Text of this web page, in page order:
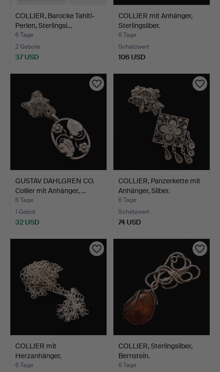
COLLIER, Barocke Tahiti-
Perlen, Sterlingsi…
6 Tage
2 Gebote
37 USD
COLLIER mit Anhänger,
Sterlingsilber.
6 Tage
Schätzwert
106 USD
GUSTAV DAHLGREN CO.
Collier mit Anhänger, …
6 Tage
1 Gebot
32 USD
COLLIER, Panzerkette mit
Anhänger, Silber.
6 Tage
Schätzwert
74 USD
COLLIER mit
Herzanhänger,
Sterlingsilber, …
6 Tage
COLLIER, Sterlingsilber,
Bernstein.
6 Tage